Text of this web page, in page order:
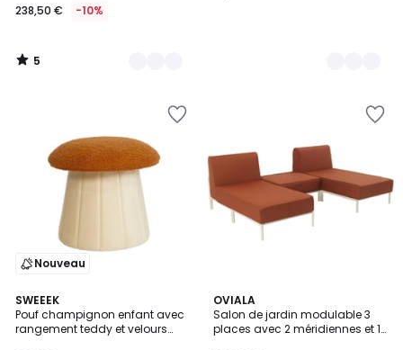
238,50 € -10%
5
/
Nouveau
SWEEEK
Pouf champignon enfant avec
rangement teddy et velours
OVIALA
Salon de jardin modulable 3
places avec 2 méridiennes et 1
3
Couleurs